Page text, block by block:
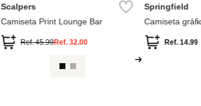
Scalpers
Camiseta Print Lounge Bar
Ref.45.99Ref.32.00
Springfield
Camiseta
Ref.14.99